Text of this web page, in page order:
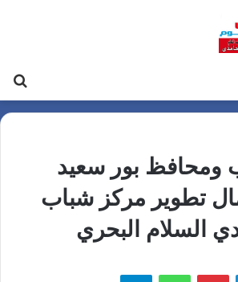
ومحافظ بور سعيد
تطوير مركز شباب
السلام البحري
لينكدإن بينتيريست واتساب